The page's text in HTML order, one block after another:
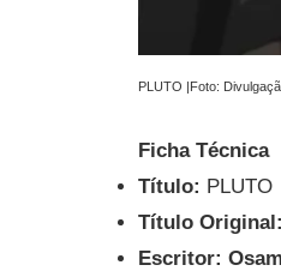
PLUTO |Foto:
Ficha Técnica
Título: PLUTO
Título
Escritor: